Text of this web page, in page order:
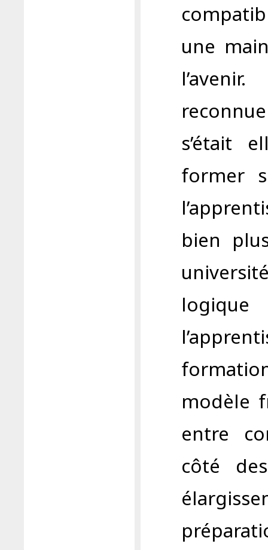
une
s’était
former
bien
modèle
entre
côté